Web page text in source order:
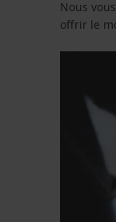
Nous
offrir le